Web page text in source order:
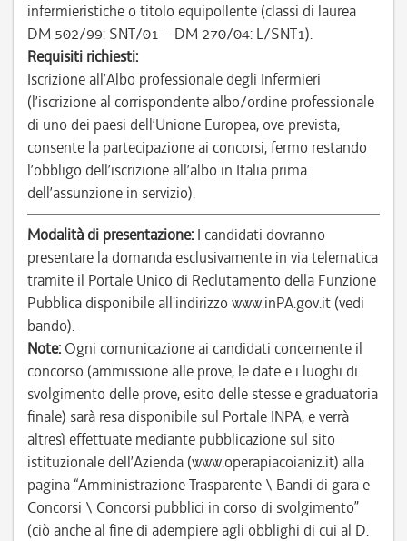
infermieristiche o titolo equipollente (classi di laurea
DM 502/99: SNT/01 – DM 270/04: L/SNT1).
Requisiti richiesti:
Iscrizione all’Albo professionale degli Infermieri
(l’iscrizione al corrispondente albo/ordine professionale
di uno dei paesi dell’Unione Europea, ove prevista,
consente la partecipazione ai concorsi, fermo restando
l’obbligo dell’iscrizione all’albo in Italia prima
dell’assunzione in servizio).
Modalità di presentazione: I candidati dovranno
presentare la domanda esclusivamente in via telematica
tramite il Portale Unico di Reclutamento della Funzione
Pubblica disponibile all'indirizzo www.inPA.gov.it (vedi
bando).
Note: Ogni comunicazione ai candidati concernente il
concorso (ammissione alle prove, le date e i luoghi di
svolgimento delle prove, esito delle stesse e graduatoria
finale) sarà resa disponibile sul Portale INPA, e verrà
altresì effettuate mediante pubblicazione sul sito
istituzionale dell’Azienda (www.operapiacoianiz.it) alla
pagina “Amministrazione Trasparente \ Bandi di gara e
Concorsi \ Concorsi pubblici in corso di svolgimento”
(ciò anche al fine di adempiere agli obblighi di cui al D.